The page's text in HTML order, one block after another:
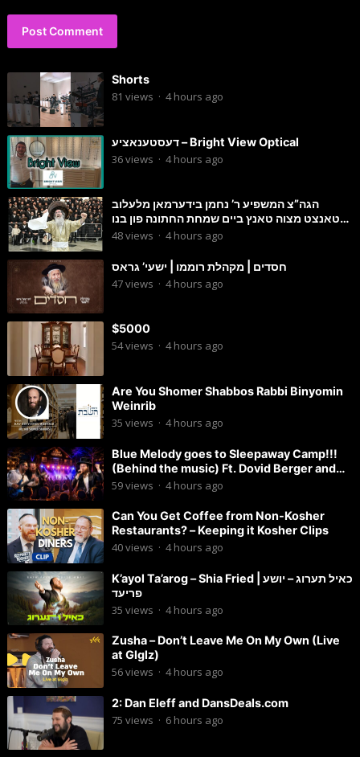
Shorts
81 views · 4 hours ago
דעסטענאציע – Bright View Optical
36views · 4 hours ago
הגה”צ המשפיע ר’ נחמן בידערמאן מלעלוב
טאנצט מצוה טאנץ ביים שמחת החתונה פון בנו
החתן
48views · 4 hours ago
חסדים | מקהלת רוממו | ישעי’ גראס
47views · 4 hours ago
$5000
54views · 4 hours ago
Are You Shomer Shabbos Rabbi Binyomin
Weinrib
35 views · 4 hours ago
Blue Melody goes to Sleepaway Camp!!!
(Behind the music) Ft. Dovid Berger and
Chaim Brown
59views · 4 hours ago
Can You Get Coffee from Non-Kosher
Restaurants? – Keeping it Kosher Clips
40views · 4 hours ago
K’ayol Ta’arog – Shia Fried | כאיל תערוג – יושע
פריעד
35 views · 4 hours ago
Zusha – Don’t Leave Me On My Own (Live
at Glglz)
56views · 4 hours ago
2: Dan Eleff and DansDeals.com
75 views · 6 hours ago